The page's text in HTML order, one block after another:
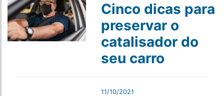
Cinco dicas para
preservar o
catalisador do
seu carro
11/10/2021